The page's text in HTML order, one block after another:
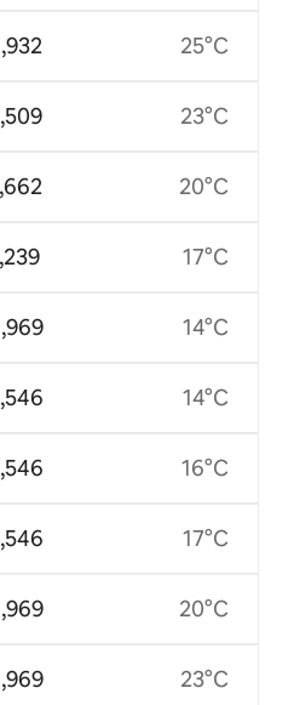
25°C
23°C
20°C
17°C
14°C
14°C
16°C
17°C
20°C
23°C